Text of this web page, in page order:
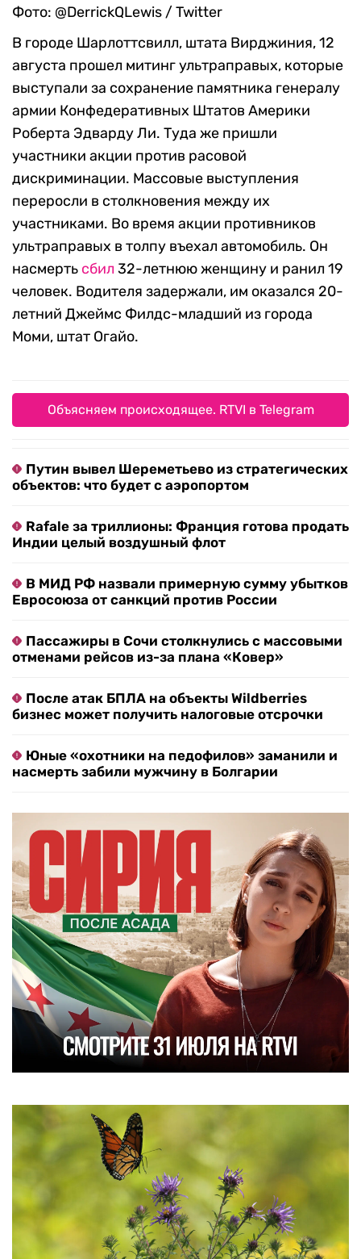
Фото: @DerrickQLewis / Twitter
В городе Шарлоттсвилл, штата Вирджиния, 12
августа прошел митинг ультраправых, которые
выступали за сохранение памятника генералу
армии Конфедеративных Штатов Америки
Роберта Эдварду Ли. Туда же пришли
участники акции против расовой
дискриминации. Массовые выступления
переросли в столкновения между их
участниками. Во время акции противников
ультраправых в толпу въехал автомобиль. Он
насмерть сбил 32-летнюю женщину и ранил 19
человек. Водителя задержали, им оказался 20-
летний Джеймс Филдс-младший из города
Моми, штат Огайо.
Объясняем происходящее. RTVI в Telegram
Путин вывел Шереметьево из стратегических
объектов: что будет с аэропортом
Rafale за триллионы: Франция готова продать
Индии целый воздушный флот
В МИД РФ назвали примерную сумму убытков
Евросоюза от санкций против России
Пассажиры в Сочи столкнулись с массовыми
отменами рейсов из-за плана «Ковер»
После атак БПЛА на объекты Wildberries
бизнес может получить налоговые отсрочки
Юные «охотники на педофилов» заманили и
насмерть забили мужчину в Болгарии